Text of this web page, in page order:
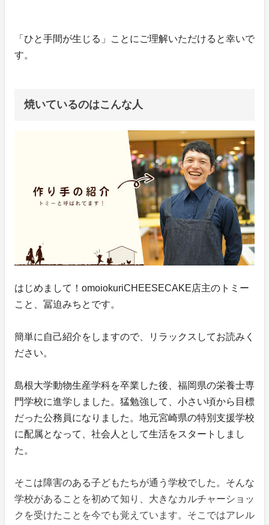
「ひと手間が生じる」ことにご理解いただけると幸いで
す。
焼いているのはこんな人
はじめまして！omoiokuriCHEESECAKE店主のトミー
こと、冨迫みちとです。
簡単に自己紹介をしますので、リラックスしてお読みく
ださい。
島根大学動物生産学科を卒業した後、福岡県の栄養士専
門学校に進学しました。猛勉強して、小さい頃から目標
だった公務員になりました。地元宮崎県の特別支援学校
に配属となって、社会人として生活をスタートしまし
た。
そこは障害のある子どもたちが通う学校でした。そんな
学校があることを初めて知り、大きなカルチャーショッ
クを受けたことを今でも覚えています。そこではアレル